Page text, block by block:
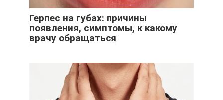
Герпес на губах: причины
появления, симптомы, к какому
врачу обращаться